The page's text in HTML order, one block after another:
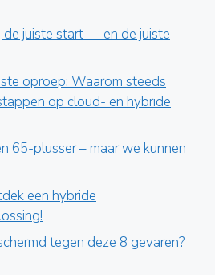
de juiste start — en de juiste
oproep: Waarom steeds
op cloud- en hybride
65-plusser – maar we kunnen
een hybride
tegen deze 8 gevaren?